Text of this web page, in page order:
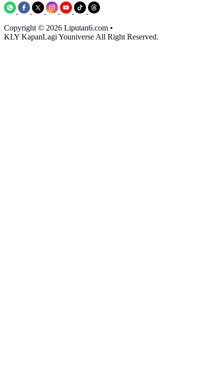
Copyright © 2026 Liputan6.com •
KLY KapanLagi Youniverse All Right Reserved.